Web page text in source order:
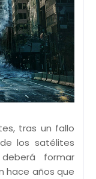
tras un fallo
los satélites
formar
hace años que